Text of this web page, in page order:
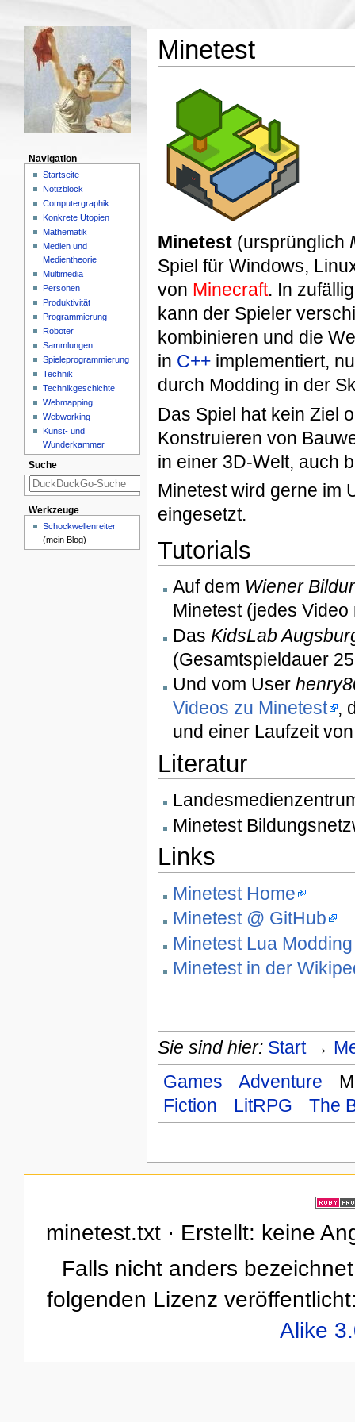
Minetest
Minetest(ursprünglich
Spiel für Windows,
von Minecraft. In
kann der Spieler
kombinieren und die
in C++implementiert,
durch Modding in der
Das Spiel hat kein Ziel
Konstruieren von
in einer 3D-Welt, auch
Minetest wird gerne im
eingesetzt.
Tutorials
Auf dem Wiener
Minetest (jedes
Das KidsLab
(Gesamtspieldauer
Und vom User
Videos zu Minetest ,
und einer Laufzeit
Literatur
Minetest
Links
Minetest Home
Minetest @ GitHub
Minetest Lua
Minetest in der
Sie sind hier: Start→
Games
Adventure
Fiction
LitRPG The
Navigation
Startseite
Notizblock
Computergraphik
Konkrete Utopien
Mathematik
Medien und
Medientheorie
Multimedia
Personen
Produktivität
Programmierung
Roboter
Sammlungen
Spieleprogrammierung
Technik
Technikgeschichte
Webmapping
Webworking
Kunst- und
Wunderkammer
Suche
Werkzeuge
Schockwellenreiter
(mein Blog)
minetest.txt · Erstellt: keine
Falls nicht anders
folgenden Lizenz
Alike